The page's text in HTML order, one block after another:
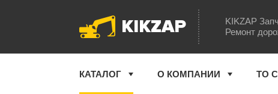
KIKZAP
KIKZAP
Ремонт
КАТАЛОГ О КОМПАНИИ ТО